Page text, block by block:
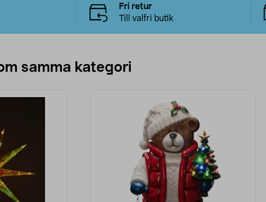
Fri retur
Till valfri butik
samma kategori